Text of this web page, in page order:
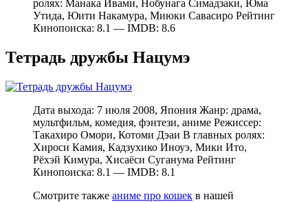
ролях: Манака Ивами, Нобунага Симадзаки, Юма
Утида, Юити Накамура, Миюки Савасиро Рейтинг
Кинопоиска: 8.1 — IMDB: 8.6
Тетрадь дружбы Нацумэ
Дата выхода: 7 июля 2008, Япония Жанр: драма,
мультфильм, комедия, фэнтези, аниме Режиссер:
Такахиро Омори, Котоми Дэаи В главных ролях:
Хироси Камия, Кадзухико Иноуэ, Мики Ито,
Рёхэй Кимура, Хисаёси Суганума Рейтинг
Кинопоиска: 8.1 — IMDB: 8.1
Смотрите также аниме про кошек в нашей